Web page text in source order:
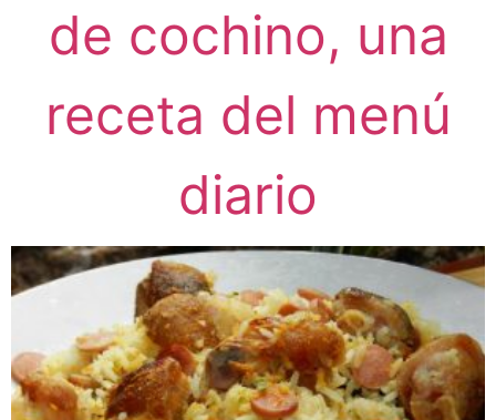
de cochino, una
receta del menú
diario